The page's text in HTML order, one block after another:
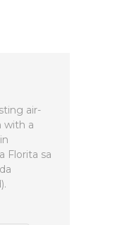
air-
with a
Florita sa